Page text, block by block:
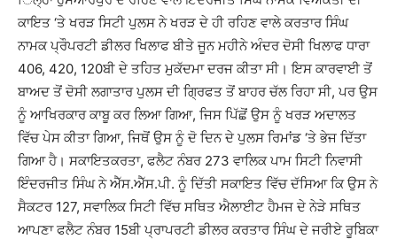
ਕਾਇਤ ‘ਤੇ ਖਰੜ ਸਿਟੀ ਪੁਲਸ ਨੇ ਖਰੜ ਦੇ ਹੀ ਰਹਿਣ ਵਾਲੇ ਕਰਤਾਰ ਸਿੰਘ
ਨਾਮਕ ਪ੍ਰੌਪਰਟੀ ਡੀਲਰ ਖਿਲਾਫ ਬੀਤੇ ਜੂਨ ਮਹੀਨੇ ਅੰਦਰ ਦੋਸੀ ਖਿਲਾਫ ਧਾਰਾ
406, 420, 120ਬੀ ਦੇ ਤਹਿਤ ਮੁਕੱਦਮਾ ਦਰਜ ਕੀਤਾ ਸੀ। ਇਸ ਕਾਰਵਾਈ ਤੋਂ
ਬਾਅਦ ਤੋਂ ਦੋਸੀ ਲਗਾਤਾਰ ਪੁਲਸ ਦੀ ਗ੍ਰਿਫਤ ਤੋਂ ਬਾਹਰ ਚੱਲ ਰਿਹਾ ਸੀ, ਪਰ ਉਸ
ਨੂੰ ਆਖਿਰਕਾਰ ਕਾਬੂ ਕਰ ਲਿਆ ਗਿਆ, ਜਿਸ ਪਿੱਛੋਂ ਉਸ ਨੂੰ ਖਰੜ ਅਦਾਲਤ
ਵਿੱਚ ਪੇਸ ਕੀਤਾ ਗਿਆ, ਜਿਥੋਂ ਉਸ ਨੂੰ ਦੋ ਦਿਨ ਦੇ ਪੁਲਸ ਰਿਮਾਂਡ ‘ਤੇ ਭੇਜ ਦਿੱਤਾ
ਗਿਆ ਹੈ। ਸਕਾਇਤਕਰਤਾ, ਫਲੈਟ ਨੰਬਰ 273 ਵਾਲਿਕ ਪਾਮ ਸਿਟੀ ਨਿਵਾਸੀ
ਇੰਦਰਜੀਤ ਸਿੰਘ ਨੇ ਐੱਸ.ਐੱਸ.ਪੀ. ਨੂੰ ਦਿੱਤੀ ਸਕਾਇਤ ਵਿੱਚ ਦੱਸਿਆ ਕਿ ਉਸ ਨੇ
ਸੈਕਟਰ 127, ਸਵਾਲਿਕ ਸਿਟੀ ਵਿੱਚ ਸਥਿਤ ਐਲਾਈਟ ਹੈਮਜ ਦੇ ਨੇੜੇ ਸਥਿਤ
ਆਪਣਾ ਫਲੈਟ ਨੰਬਰ 15ਬੀ ਪ੍ਰਾਪਰਟੀ ਡੀਲਰ ਕਰਤਾਰ ਸਿੰਘ ਦੇ ਜਰੀਏ ਰੂਬਿਕਾ